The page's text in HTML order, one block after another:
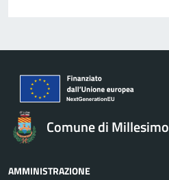
Comune di Millesimo
AMMINISTRAZIONE